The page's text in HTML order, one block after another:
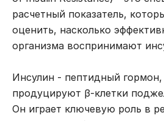
расчетный показатель,
оценить, насколько
организма воспринимают
Инсулин - пептидный
продуцируют β-клетки
Он играет ключевую роль в